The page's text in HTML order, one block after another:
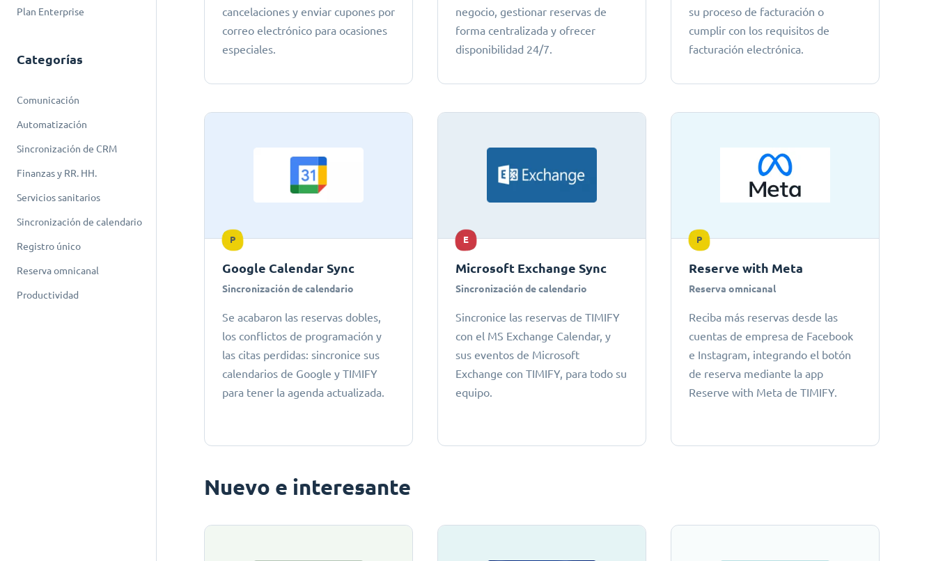
Plan Enterprise
Categorías
Comunicación
Automatización
Sincronización de CRM
Finanzas y RR. HH.
Servicios sanitarios
Sincronización de calendario
Registro único
Reserva omnicanal
Productividad
cancelaciones y enviar cupones por
correo electrónico para ocasiones
especiales.
negocio, gestionar reservas de
forma centralizada y ofrecer
disponibilidad 24/7.
su proceso de facturación o
cumplir con los requisitos de
facturación electrónica.
P
Google Calendar Sync
Sincronización de calendario
Se acabaron las reservas dobles,
los conflictos de programación y
las citas perdidas: sincronice sus
calendarios de Google y TIMIFY
para tener la agenda actualizada.
E
Microsoft Exchange Sync
Sincronización de calendario
Sincronice las reservas de TIMIFY
con el MS Exchange Calendar, y
sus eventos de Microsoft
Exchange con TIMIFY, para todo su
equipo.
P
Reserve with Meta
Reserva omnicanal
Reciba más reservas desde las
cuentas de empresa de Facebook
e Instagram, integrando el botón
de reserva mediante la app
Reserve with Meta de TIMIFY.
Nuevo e interesante